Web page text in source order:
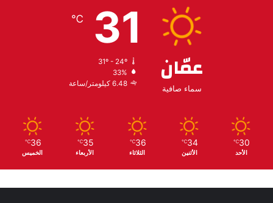
عمّان
سماء صافية
31
℃
31º - 24º
33%
6.48 كيلومتر/ساعة
30
℃
الأحد
34
℃
الأثنين
36
℃
الثلاثاء
35
℃
الأربعاء
36
℃
الخميس